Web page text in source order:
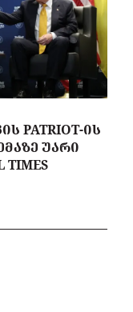
PATRIOT-ᲘᲡ
ᲣᲐᲠᲘ